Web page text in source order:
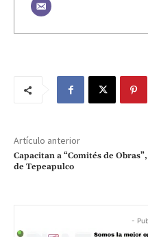
Artículo anterior
Capacitan a “Comités de Obras”,
de Tepeapulco
-